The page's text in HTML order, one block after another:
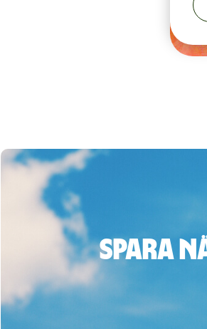
Spara